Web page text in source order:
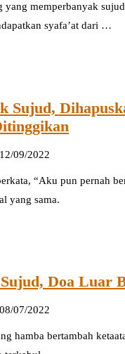
yang memperbanyak
syafa’at dari …
Sujud,
12/09/2022
“Aku pun pernah
yang sama.
Doa Luar
08/07/2022
hamba bertambah